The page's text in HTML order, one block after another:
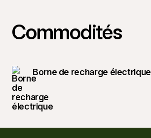
Commodités
Borne de recharge électrique